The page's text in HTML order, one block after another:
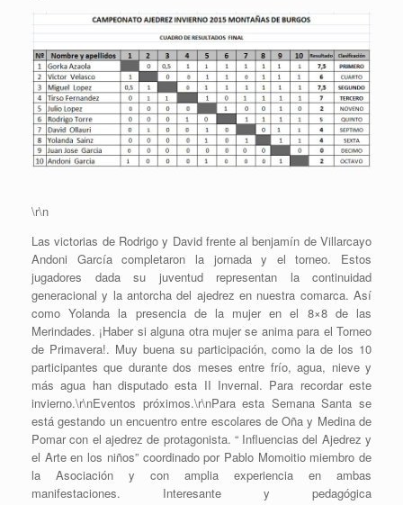
\r\n
Las victorias de Rodrigo y David frente al benjamín de Villarcayo
Andoni García completaron la jornada y el torneo. Estos
jugadores dada su juventud representan la continuidad
generacional y la antorcha del ajedrez en nuestra comarca. Así
como Yolanda la presencia de la mujer en el 8×8 de las
Merindades. ¡Haber si alguna otra mujer se anima para el Torneo
de Primavera!. Muy buena su participación, como la de los 10
participantes que durante dos meses entre frío, agua, nieve y
más agua han disputado esta II Invernal. Para recordar este
invierno.\r\nEventos próximos.\r\nPara esta Semana Santa se
está gestando un encuentro entre escolares de Oña y Medina de
Pomar con el ajedrez de protagonista. “ Influencias del Ajedrez y
el Arte en los niños” coordinado por Pablo Momoitio miembro de
la Asociación y con amplia experiencia en ambas
manifestaciones. Interesante y pedagógica